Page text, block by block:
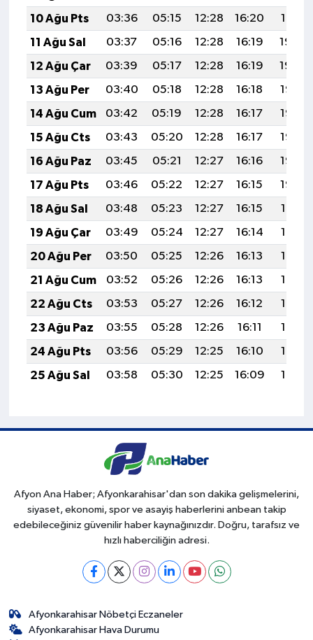
10 Ağu Pts
03:36 05:15 12:28 16:20
19:31
11 Ağu Sal
03:37 05:16 12:28 16:19
19:30
12 Ağu Çar
03:39 05:17 12:28 16:19
19:29
13 Ağu Per
03:40 05:18 12:28 16:18
19:28
14 Ağu Cum
03:42 05:19 12:28 16:17
19:26
15 Ağu Cts
03:43 05:20 12:28 16:17
19:25
16 Ağu Paz
03:45 05:21 12:27 16:16
19:23
17 Ağu Pts
03:46 05:22 12:27 16:15
19:22
18 Ağu Sal
03:48 05:23 12:27 16:15
19:21
19 Ağu Çar
03:49 05:24 12:27 16:14
19:19
20 Ağu Per
03:50 05:25 12:26 16:13
19:18
21 Ağu Cum
03:52 05:26 12:26 16:13
19:16
22 Ağu Cts
03:53 05:27 12:26 16:12
19:15
23 Ağu Paz
03:55 05:28 12:26 16:11
19:13
24 Ağu Pts
03:56 05:29 12:25 16:10
19:12
25 Ağu Sal
03:58 05:30 12:25 16:09 19:10
Afyon Ana Haber; Afyonkarahisar'dan son dakika gelişmelerini,
siyaset, ekonomi, spor ve asayiş haberlerini anbean takip
edebileceğiniz güvenilir haber kaynağınızdır. Doğru, tarafsız ve
hızlı haberciliğin adresi.
Afyonkarahisar Nöbetçi Eczaneler
Afyonkarahisar Hava Durumu